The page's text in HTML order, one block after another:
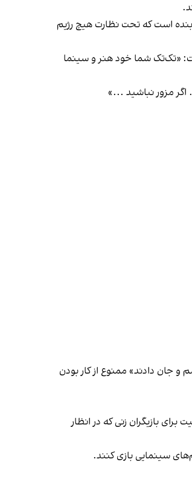
بنده است که تحت نظارت هیچ رژیم
«تک‌تک شما خود هنر و سینما
مزور نباشید ...»
و جان دادند» ممنوع‌ از کار بودن
برای بازیگران زنی که در انظار
سینمایی بازی کنند.